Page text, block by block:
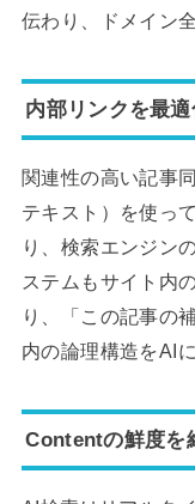
伝わり、ドメイン
内部リンクを最
関連性の高い記事
テキスト）を使っ
り、検索エンジン
ステムもサイト内
り、「この記事の
内の論理構造をAI
Contentの鮮度を